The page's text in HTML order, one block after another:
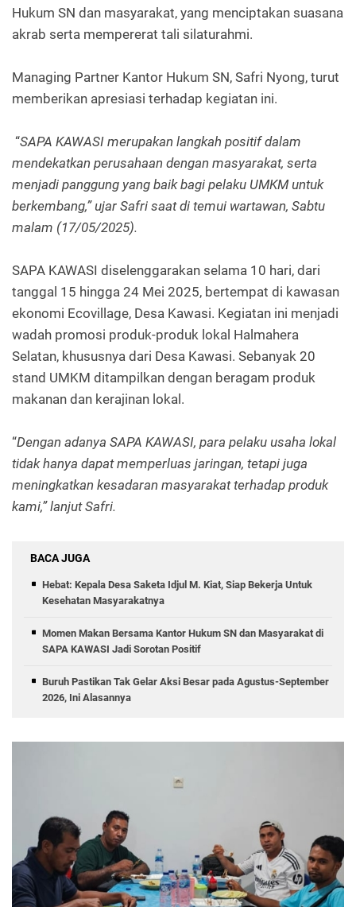
Hukum SN dan masyarakat, yang menciptakan suasana
akrab serta mempererat tali silaturahmi.
Managing Partner Kantor Hukum SN, Safri Nyong, turut
memberikan apresiasi terhadap kegiatan ini.
“SAPA KAWASI merupakan langkah positif dalam
mendekatkan perusahaan dengan masyarakat, serta
menjadi panggung yang baik bagi pelaku UMKM untuk
berkembang,” ujar Safri saat di temui wartawan, Sabtu
malam (17/05/2025).
SAPA KAWASI diselenggarakan selama 10 hari, dari
tanggal 15 hingga 24 Mei 2025, bertempat di kawasan
ekonomi Ecovillage, Desa Kawasi. Kegiatan ini menjadi
wadah promosi produk-produk lokal Halmahera
Selatan, khususnya dari Desa Kawasi. Sebanyak 20
stand UMKM ditampilkan dengan beragam produk
makanan dan kerajinan lokal.
“Dengan adanya SAPA KAWASI, para pelaku usaha lokal
tidak hanya dapat memperluas jaringan, tetapi juga
meningkatkan kesadaran masyarakat terhadap produk
kami,” lanjut Safri.
BACA JUGA
Hebat: Kepala Desa Saketa Idjul M. Kiat, Siap Bekerja Untuk
Kesehatan Masyarakatnya
Momen Makan Bersama Kantor Hukum SN dan Masyarakat di
SAPA KAWASI Jadi Sorotan Positif
Buruh Pastikan Tak Gelar Aksi Besar pada Agustus-September
2026, Ini Alasannya